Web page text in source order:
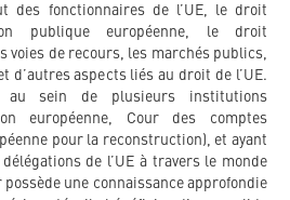
des fonctionnaires de l’UE, le droit
publique européenne, le droit
voies de recours, les marchés publics,
d’autres aspects liés au droit de l’UE.
au sein de plusieurs institutions
européenne, Cour des comptes
pour la reconstruction), et ayant
de l’UE à travers le monde
une connaissance approfondie